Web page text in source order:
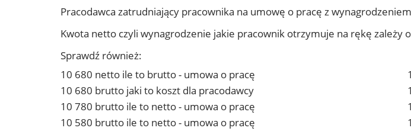
Pracodawca zatrudniający pracownika na umowę o pracę z wynagrodzeniem
Kwota netto czyli wynagrodzenie jakie pracownik otrzymuje na rękę zależy
Sprawdź również:
10 680 netto ile to brutto - umowa o pracę
10 680 brutto jaki to koszt dla pracodawcy
10 780 brutto ile to netto - umowa o pracę
10 580 brutto ile to netto - umowa o pracę